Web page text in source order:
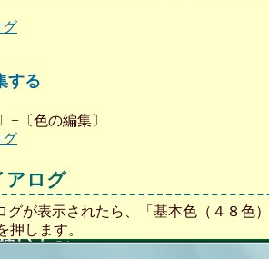
グ
する
−〔色の編集〕
グ
アログ
グが表示されたら、「基本色（４８色
押します。